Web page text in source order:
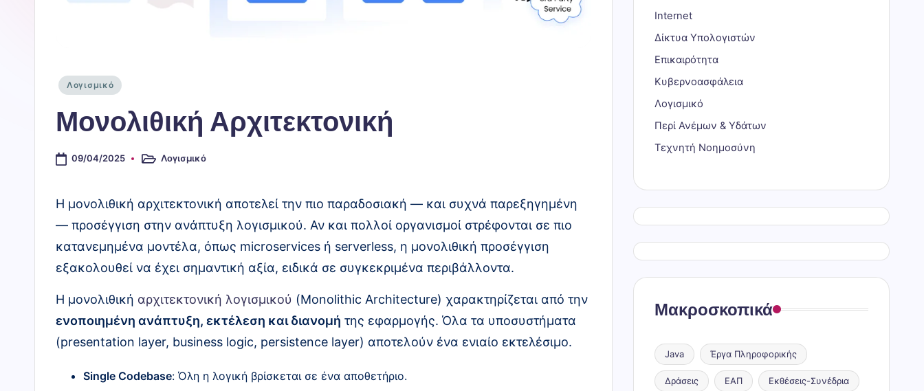
ρι
Αναρτήθηκε
Λογισμικό
Μονολιθική Αρχιτεκτονική
09/04/2025
Αναρτήθηκε
Λογισμικό
Η μονολιθική αρχιτεκτονική αποτελεί την πιο παραδοσιακή — και συχνά παρεξηγημένη
— προσέγγιση στην ανάπτυξη λογισμικού. Αν και πολλοί οργανισμοί στρέφονται σε πιο
κατανεμημένα μοντέλα, όπως microservices ή serverless, η μονολιθική προσέγγιση
εξακολουθεί να έχει σημαντική αξία, ειδικά σε συγκεκριμένα περιβάλλοντα.
Η μονολιθική αρχιτεκτονική λογισμικού (Monolithic Architecture) χαρακτηρίζεται από την
ενοποιημένη ανάπτυξη, εκτέλεση και διανομή της εφαρμογής. Όλα τα υποσυστήματα
(presentation layer, business logic, persistence layer) αποτελούν ένα ενιαίο εκτελέσιμο.
Single Codebase: Όλη η λογική βρίσκεται σε ένα αποθετήριο.
Internet
Δίκτυα Υπολογιστών
Επικαιρότητα
Κυβερνοασφάλεια
Λογισμικό
Περί Ανέμων & Υδάτων
Τεχνητή Νοημοσύνη
Μακροσκοπικά
Java Έργα Πληροφορικής
Δράσεις ΕΑΠ Εκθέσεις-Συνέδρια